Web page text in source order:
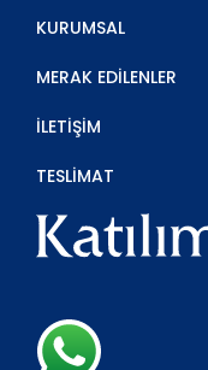
KURUMSAL
MERAK EDİLENLER
İLETİŞİM
TESLİMAT